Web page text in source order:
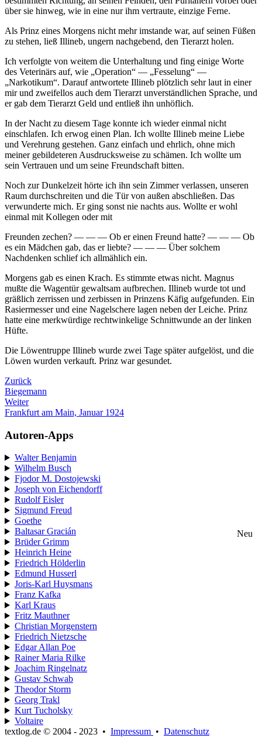
über sie hinweg, wie in eine nur ihm vertraute, einzige Ferne.
Als Prinz eines Morgens nicht mehr imstande war, auf seinen Füßen
zu stehen, ließ Illineb, ungern nachgebend, den Tierarzt holen.
Ich verfolgte von weitem die Unterhaltung und fing einige Worte
des Veterinärs auf, wie „Operation“ — „Fesselung“ —
„Narkotikum“. Darauf antwortete Illineb plötzlich sehr laut in einer
mir und zweifellos auch dem Tierarzt unverständlichen Sprache, und
er gab dem Tierarzt Geld und entließ ihn unhöflich.
In der Nacht zu diesem Tage konnte ich wieder einmal nicht
einschlafen. Ich erwog einen Plan. Ich wollte Illineb meine Liebe
und Verehrung gestehen. Ganz einfach und ehrlich, ohne mich
meiner gebildeteren Ausdrucksweise zu schämen. Ich wollte um
sein Vertrauen und um seine Freundschaft bitten.
Noch zur Dunkelzeit hörte ich ihn sein Zimmer verlassen, unseren
Raum durchschreiten und die Tür von außen abschließen. Das
verwunderte mich. Er ging sonst nie nachts aus. Wollte er wohl
einmal mit Kollegen oder mit
Freunden zechen? — — — Ob er einen Freund hatte? — — — Ob
es ein Mädchen gab, das er liebte? — — — Über solchem
Nachdenken schlief ich allmählich ein.
Morgens gab es einen Krach. Es stimmte etwas nicht. Magnus
mußte die Wagentür gewaltsam aufbrechen. Illineb wurde tot und
gräßlich zerrissen und zerbissen in Prinzens Käfig aufgefunden. Ein
Rasiermesser und eine Nagelschere lagen neben der Leiche. Prinz
hatte eine merkwürdige rechtwinkelige Schnittwunde an der linken
Hüfte.
Die Löwentruppe Illineb wurde zwei Tage später aufgelöst, und die
Löwen wurden verkauft. Prinz war gesundet.
Zurück
Biegemann
Weiter
Frankfurt am Main, Januar 1924
Autoren-Apps
Walter Benjamin
Wilhelm Busch
Fjodor M. Dostojewski
Joseph von Eichendorff
Rudolf Eisler
Sigmund Freud
Goethe
Baltasar Gracián
Neu
Brüder Grimm
Heinrich Heine
Friedrich Hölderlin
Edmund Husserl
Joris-Karl Huysmans
Franz Kafka
Karl Kraus
Fritz Mauthner
Christian Morgenstern
Friedrich Nietzsche
Edgar Allan Poe
Rainer Maria Rilke
Joachim Ringelnatz
Gustav Schwab
Theodor Storm
Georg Trakl
Kurt Tucholsky
Voltaire
textlog.de © 2004 - 2023 • Impressum • Datenschutz